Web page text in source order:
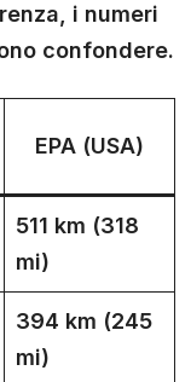
i numeri
confondere.
EPA (USA)
511 km (318
mi)
394 km (245
mi)